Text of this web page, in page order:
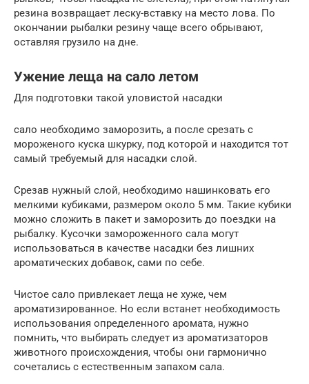
резина возвращает леску-вставку на место лова. По
окончании рыбалки резину чаще всего обрывают,
оставляя грузило на дне.
Ужение леща на сало летом
Для подготовки такой уловистой насадки
сало необходимо заморозить, а после срезать с
мороженого куска шкурку, под которой и находится тот
самый требуемый для насадки слой.
Срезав нужный слой, необходимо нашинковать его
мелкими кубиками, размером около 5 мм. Такие кубики
можно сложить в пакет и заморозить до поездки на
рыбалку. Кусочки замороженного сала могут
использоваться в качестве насадки без лишних
ароматических добавок, сами по себе.
Чистое сало привлекает леща не хуже, чем
ароматизированное. Но если встанет необходимость
использования определенного аромата, нужно
помнить, что выбирать следует из ароматизаторов
животного происхождения, чтобы они гармонично
сочетались с естественным запахом сала.